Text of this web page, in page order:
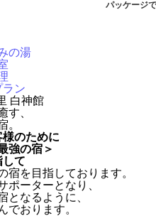
パッケージ
の湯
ラン
す、
。
のために
強の宿＞
して
宿を⽬指しております。
ポーターとなり、
となるように、
でおります。